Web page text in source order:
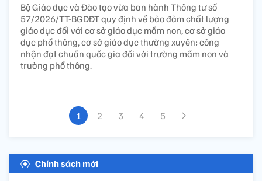
Bộ Giáo dục và Đào tạo vừa ban hành Thông tư số
57/2026/TT-BGDĐT quy định về bảo đảm chất lượng
giáo dục đối với cơ sở giáo dục mầm non, cơ sở giáo
dục phổ thông, cơ sở giáo dục thường xuyên; công
nhận đạt chuẩn quốc gia đối với trường mầm non và
trường phổ thông.
1 2 3 4 5
Chính sách mới